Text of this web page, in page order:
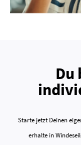
Du
Starte jetzt Deinen
erhalte in